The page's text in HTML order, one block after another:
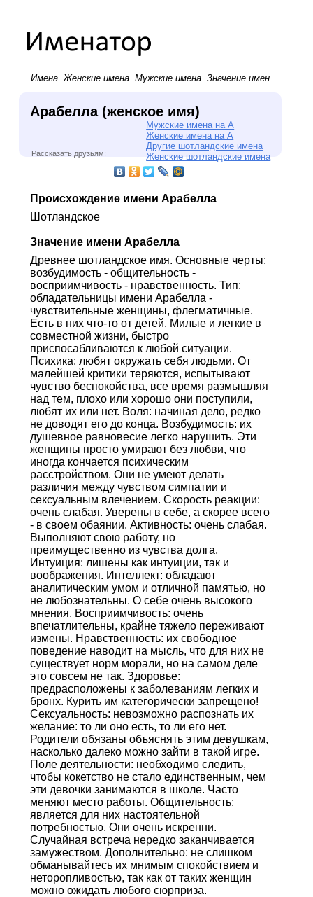
Имена.Женские имена. Мужские имена. Значение имен.
Арабелла (женское имя)
Мужские имена на А
Женские имена на А
Другие шотландские имена
Женские шотландские имена
Рассказать друзьям:
Происхождение имени Арабелла
Шотландское
Значение имени Арабелла
Древнее шотландское имя. Основные черты:
возбудимость - общительность -
восприимчивость - нравственность. Тип:
обладательницы имени Арабелла -
чувствительные женщины, флегматичные.
Есть в них что-то от детей. Милые и легкие в
совместной жизни, быстро
приспосабливаются к любой ситуации.
Психика: любят окружать себя людьми. От
малейшей критики теряются, испытывают
чувство беспокойства, все время размышляя
над тем, плохо или хорошо они поступили,
любят их или нет. Воля: начиная дело, редко
не доводят его до конца. Возбудимость: их
душевное равновесие легко нарушить. Эти
женщины просто умирают без любви, что
иногда кончается психическим
расстройством. Они не умеют делать
различия между чувством симпатии и
сексуальным влечением. Скорость реакции:
очень слабая. Уверены в себе, а скорее всего
- в своем обаянии. Активность: очень слабая.
Выполняют свою работу, но
преимущественно из чувства долга.
Интуиция: лишены как интуиции, так и
воображения. Интеллект: обладают
аналитическим умом и отличной памятью, но
не любознательны. О себе очень высокого
мнения. Восприимчивость: очень
впечатлительны, крайне тяжело переживают
измены. Нравственность: их свободное
поведение наводит на мысль, что для них не
существует норм морали, но на самом деле
это совсем не так. Здоровье:
предрасположены к заболеваниям легких и
бронх. Курить им категорически запрещено!
Сексуальность: невозможно распознать их
желание: то ли оно есть, то ли его нет.
Родители обязаны объяснять этим девушкам,
насколько далеко можно зайти в такой игре.
Поле деятельности: необходимо следить,
чтобы кокетство не стало единственным, чем
эти девочки занимаются в школе. Часто
меняют место работы. Общительность:
является для них настоятельной
потребностью. Они очень искренни.
Случайная встреча нередко заканчивается
замужеством. Дополнительно: не слишком
обманывайтесь их мнимым спокойствием и
неторопливостью, так как от таких женщин
можно ожидать любого сюрприза.